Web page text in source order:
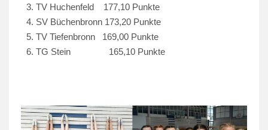
TV Huchenfeld 177,10 Punkte
SV Büchenbronn 173,20 Punkte
TV Tiefenbronn 169,00 Punkte
TG Stein 165,10 Punkte